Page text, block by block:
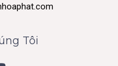
Tôi